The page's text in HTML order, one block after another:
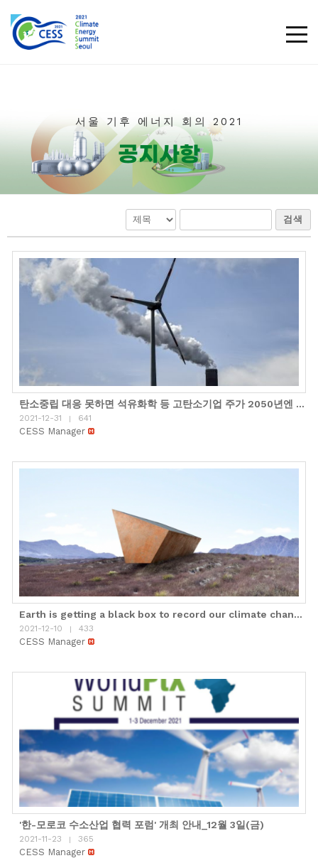
서울 기후 에너지 회의 2021​
공지사항
검색
탄소중립 대응 못하면 석유화학 등 고탄소기업 주가 2050년엔 반토막
2021-12-31 | 641
CESS Manager
Earth is getting a black box to record our climate change actions, and it's alre..
2021-12-10 | 433
CESS Manager
'한-모로코 수소산업 협력 포럼' 개최 안내_12월 3일(금)
2021-11-23 | 365
CESS Manager